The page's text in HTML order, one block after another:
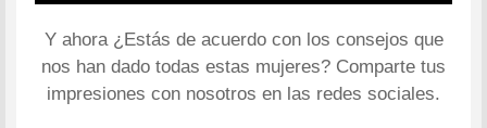
Y ahora ¿Estás de acuerdo con los consejos que
nos han dado todas estas mujeres? Comparte tus
impresiones con nosotros en las redes sociales.